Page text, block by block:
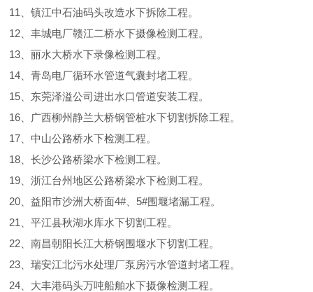
11、镇江中石油码头改造水下拆除工程。
12、丰城电厂赣江二桥水下摄像检测工程。
13、丽水大桥水下录像检测工程。
14、青岛电厂循环水管道气囊封堵工程。
15、东莞泽溢公司进出水口管道安装工程。
16、广西柳州静兰大桥钢管桩水下切割拆除工程。
17、中山公路桥水下检测工程。
18、长沙公路桥梁水下检测工程。
19、浙江台州地区公路桥梁水下检测工程。
20、益阳市沙洲大桥面4#、5#围堰堵漏工程。
21、平江县秋湖水库水下切割工程。
22、南昌朝阳长江大桥钢围堰水下切割工程。
23、瑞安江北污水处理厂泵房污水管道封堵工程。
24、大丰港码头万吨船舶水下摄像检测工程。